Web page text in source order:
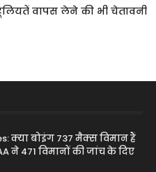
वापस लेने की भी चेतावनी
क्या बोइंग 737 मैक्स विमान हैं
ने 471 विमानों की जांच के दिए